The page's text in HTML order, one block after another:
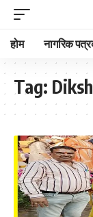
होम नागरिक
Tag: